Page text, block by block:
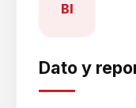
BI
Dato y